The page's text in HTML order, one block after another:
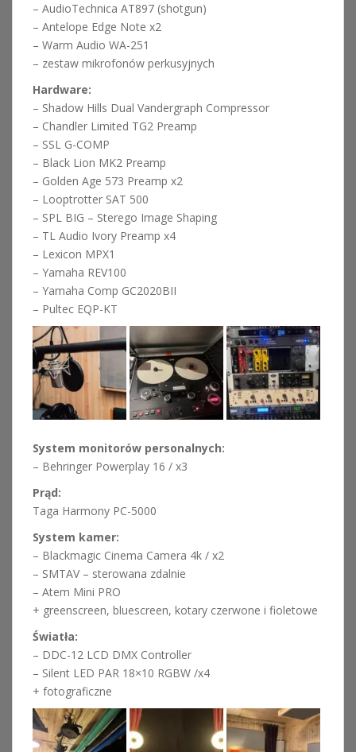
– AudioTechnica AT897 (shotgun)
– Antelope Edge Note x2
– Warm Audio WA-251
– zestaw mikrofonów perkusyjnych
Hardware:
– Shadow Hills Dual Vandergraph Compressor
– Chandler Limited TG2 Preamp
– SSL G-COMP
– Black Lion MK2 Preamp
– Golden Age 573 Preamp x2
– Looptrotter SAT 500
– SPL BIG – Sterego Image Shaping
– TL Audio Ivory Preamp x4
– Lexicon MPX1
– Yamaha REV100
– Yamaha Comp GC2020BII
– Pultec EQP-KT
System monitorów personalnych:
– Behringer Powerplay 16 / x3
Prąd:
Taga Harmony PC-5000
System kamer:
– Blackmagic Cinema Camera 4k / x2
– SMTAV – sterowana zdalnie
– Atem Mini PRO
+ greenscreen, bluescreen, kotary czerwone i fioletowe
Światła:
– DDC-12 LCD DMX Controller
– Silent LED PAR 18×10 RGBW /x4
+ fotograficzne